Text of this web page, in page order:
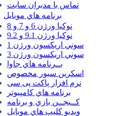
تماس با مديران سايت
برنامه هاي موبايل
نوکیا ورژن 6 و 7 و 8
نوکیا ورژن 9.1 و 9.2
سوني اريكسون ورژن 1
سوني اريكسون ورژن 3
بــرنامه هاي جاوا
اسكرين سيور مخصوص
نرم افزار پاکت پی سی
برنامه هاي كامپيوتر
كــيجــن بازي و برنامه
ويديو كليپ هاي موبايل